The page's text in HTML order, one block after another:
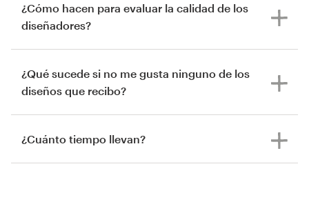
¿Cómo hacen para evaluar la calidad de los
diseñadores?
¿Qué sucede si no me gusta ninguno de los
diseños que recibo?
¿Cuánto tiempo llevan?